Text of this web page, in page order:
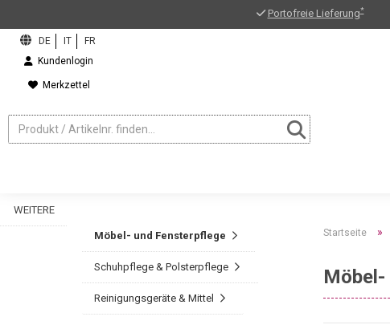
Portofreie Lieferung*
Kundenlogin
Merkzettel
WEITERE
Startseite »
Möbel- und Fensterpflege
Schuhpflege & Polsterpflege
Reinigungsgeräte & Mittel